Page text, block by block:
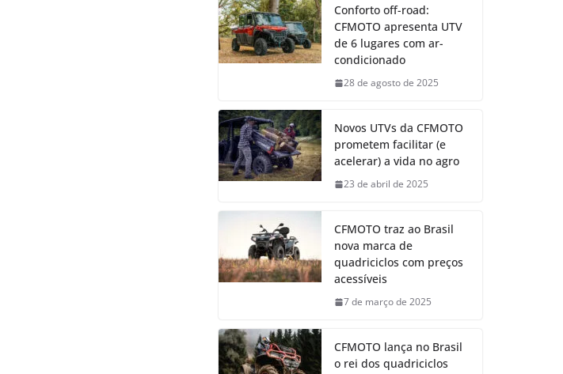
Conforto off-road:
CFMOTO apresenta UTV
de 6 lugares com ar-
condicionado
28 de agosto de 2025
Novos UTVs da CFMOTO
prometem facilitar (e
acelerar) a vida no agro
23 de abril de 2025
CFMOTO traz ao Brasil
nova marca de
quadriciclos com preços
acessíveis
7 de março de 2025
CFMOTO lança no Brasil
o rei dos quadriciclos